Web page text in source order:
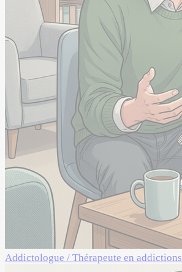
Addictologue / Thérapeute en addictions